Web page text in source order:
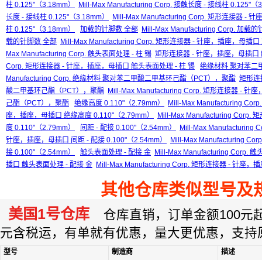
柱 0.125"（3.18mm）
Mill-Max Manufacturing Corp. 接触长度 - 接线柱 0.125"（
长度 - 接线柱 0.125"（3.18mm）
Mill-Max Manufacturing Corp. 矩形连接器 - 针
柱 0.125"（3.18mm）
加载的针脚数 全部 Mill-Max Manufacturing Corp. 加载的
载的针脚数 全部 Mill-Max Manufacturing Corp. 矩形连接器 - 针座，插座，母插口
Max Manufacturing Corp. 触头表面处理 - 柱 锡 矩形连接器 - 针座，插座，母插口
Corp. 矩形连接器 - 针座，插座，母插口 触头表面处理 - 柱 锡
绝缘材料 聚对苯二
Manufacturing Corp. 绝缘材料 聚对苯二甲酸二甲基环己酯（PCT），聚酯 矩形连
酸二甲基环己酯（PCT），聚酯 Mill-Max Manufacturing Corp. 矩形连接器 - 针
己酯（PCT），聚酯
绝缘高度 0.110"（2.79mm）
Mill-Max Manufacturing
座，插座，母插口 绝缘高度 0.110"（2.79mm）
Mill-Max Manufacturing Corp.
度 0.110"（2.79mm）
间距 - 配接 0.100"（2.54mm）
Mill-Max Manufacturing
针座，插座，母插口 间距 - 配接 0.100"（2.54mm）
Mill-Max Manufacturing
接 0.100"（2.54mm）
触头表面处理 - 配接 金 Mill-Max Manufacturing Corp. 触
插口 触头表面处理 - 配接 金 Mill-Max Manufacturing Corp. 矩形连接器 - 针座，
其他仓库类似型号及
美国1号仓库 仓库直销，订单金额100元
元含税运，有单就有优惠，量大更优惠，支持
型号 制造商 描述